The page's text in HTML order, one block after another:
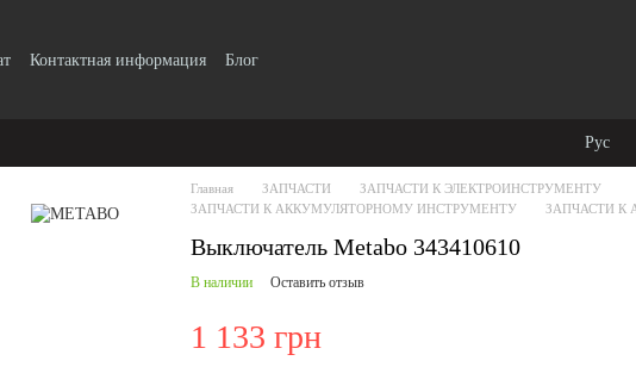
Контактная информация Блог
Рус
Главная ЗАПЧАСТИ
ЗАПЧАСТИ К ЭЛЕКТРОИНСТРУМЕНТУ
ЗАПЧАСТИ К АККУМУЛЯТОРНОМУ ИНСТРУМЕНТУ
ЗАПЧАСТИ К
Выключатель Metabo 343410610
В наличии Оставить отзыв
1 133 грн